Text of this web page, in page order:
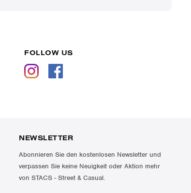
FOLLOW US
NEWSLETTER
Abonnieren Sie den kostenlosen Newsletter und
verpassen Sie keine Neuigkeit oder Aktion mehr
von STACS - Street & Casual.